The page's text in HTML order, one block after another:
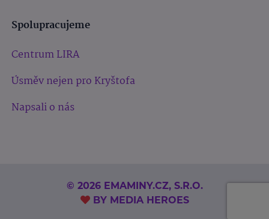
Spolupracujeme
Centrum LIRA
Úsměv nejen pro Kryštofa
Napsali o nás
© 2026 EMAMINY.CZ, S.R.O.
BY MEDIA HEROES